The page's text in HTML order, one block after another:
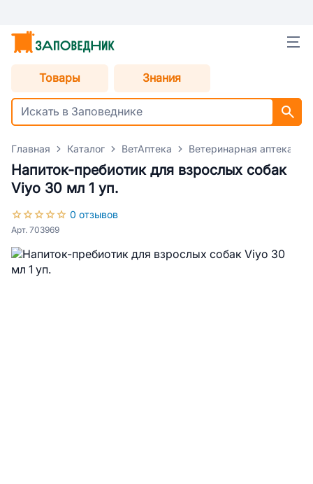
Товары Знания
Главная Каталог ВетАптека Ветеринарная аптека
Напиток-пребиотик для взрослых собак
Viyo 30 мл 1 уп.
0 отзывов
Арт. 703969